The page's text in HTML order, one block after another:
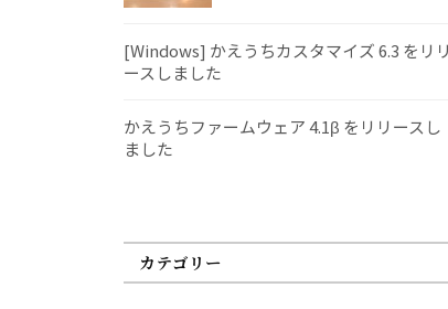
[Windows] かえうちカスタマイズ 6.3 をリリ
ースしました
かえうちファームウェア 4.1β をリリースし
ました
カテゴリー